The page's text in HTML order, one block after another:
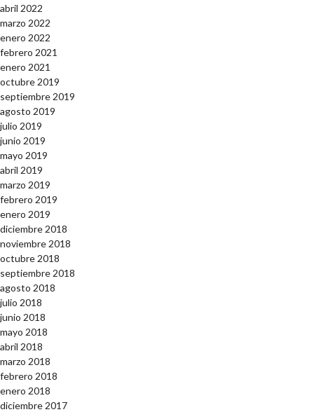
abril 2022
marzo 2022
enero 2022
febrero 2021
enero 2021
octubre 2019
septiembre 2019
agosto 2019
julio 2019
junio 2019
mayo 2019
abril 2019
marzo 2019
febrero 2019
enero 2019
diciembre 2018
noviembre 2018
octubre 2018
septiembre 2018
agosto 2018
julio 2018
junio 2018
mayo 2018
abril 2018
marzo 2018
febrero 2018
enero 2018
diciembre 2017